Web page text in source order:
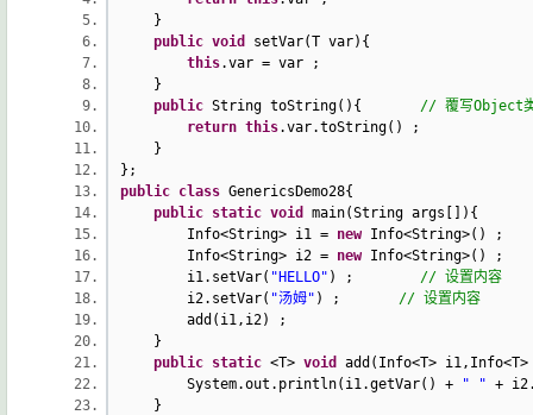
}
public void
setVar(T var){
this.var = var ;
}
public String toString(){ // 覆写Object
return this.var.toString() ;
}
};
public class GenericsDemo28{
public static void
main(String args[]){
Info<String> i1 = new Info<String>() ;
Info<String> i2 = new Info<String>() ;
i1.setVar( "HELLO" ) ; // 设置内容
i2.setVar( "汤姆" ) ; // 设置内容
add(i1,i2) ;
}
public static <T> void
add(Info<T>
System.out.println(i1.getVar() +
" " +
}